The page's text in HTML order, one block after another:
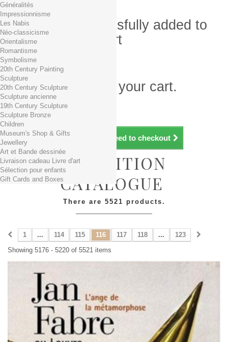
Product successfully added to
your shopping cart
Quantity
Total
There is 1 item in your cart.
Total products (tax incl.)
Total shipping TTC
Total (tax incl.)
Continue shopping Proceed to checkout
Généralités
Impressionnisme
Les Nabis
Néo-classicisme
Orientalisme
Romantisme
Symbolisme
20th Century Painting
Sculpture
20th Century Sculpture
Sculpture ancienne
19th Century Sculpture
Sculpture Bronze
Children
Museum's Shop & Gifts
Jewellery
Art et Bande dessinée
Livraison cadeau Livre d'art
Sélection pour enfants
Gift Cards and Boxes
EXHIBITION
CATALOGUE
There are 5521 products.
1 ... 114 115 116 117 118 ...
123
Showing 5176 - 5220 of 5521 items